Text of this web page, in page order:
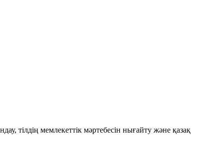
тілдің мемлекеттік мәртебесін нығайту және қазақ